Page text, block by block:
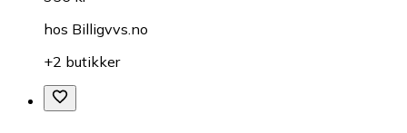
hos Billigvvs.no
+2 butikker